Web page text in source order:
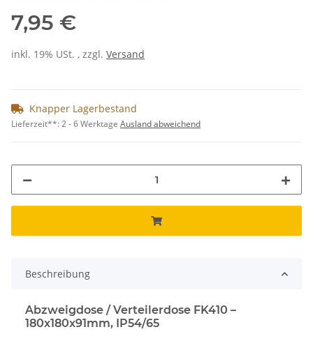
7,95 €
inkl. 19% USt. , zzgl. Versand
Knapper Lagerbestand
Lieferzeit**:2 - 6 Werktage Ausland abweichend
Beschreibung
Abzweigdose / Verteilerdose FK410 –
180x180x91mm, IP54/65